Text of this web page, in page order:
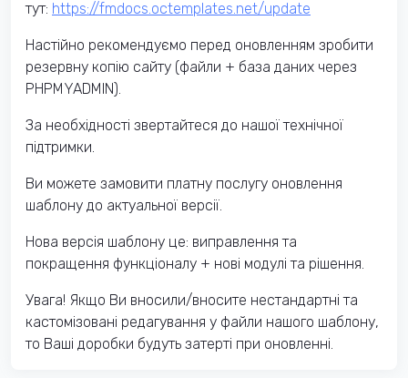
тут: https://fmdocs.octemplates.net/update
Настійно рекомендуємо перед оновленням зробити
резервну копію сайту (файли + база даних через
PHPMYADMIN).
За необхідності звертайтеся до нашої технічної
підтримки.
Ви можете замовити платну послугу оновлення
шаблону до актуальної версії.
Нова версія шаблону це: виправлення та
покращення функціоналу + нові модулі та рішення.
Увага! Якщо Ви вносили/вносите нестандартні та
кастомізовані редагування у файли нашого шаблону,
то Ваші доробки будуть затерті при оновленні.